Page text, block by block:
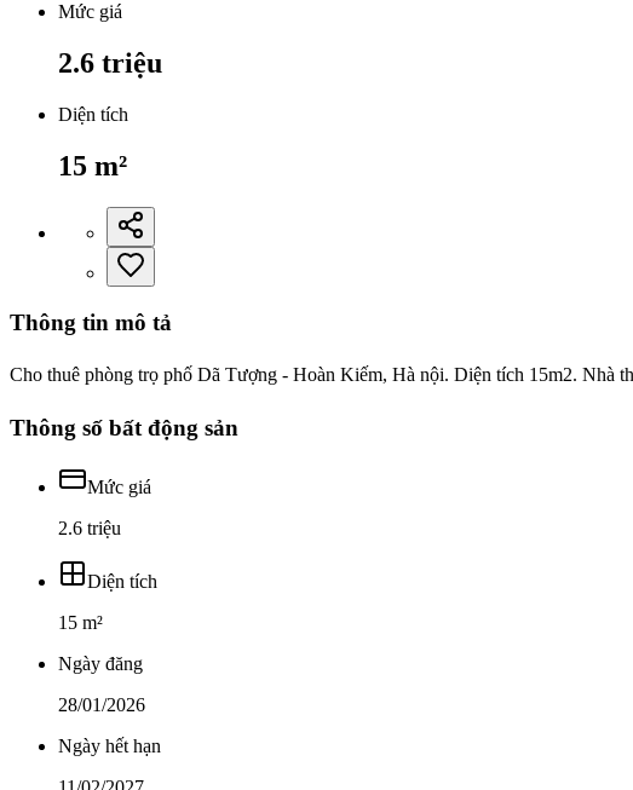
Mức giá
2.6 triệu
Diện tích
15 m²
Thông tin mô tả
Cho thuê phòng trọ phố Dã Tượng - Hoàn Kiếm, Hà nội. Diện tích 15m2. Nhà
Thông số bất động sản
Mức giá
2.6 triệu
Diện tích
15 m²
Ngày đăng
28/01/2026
Ngày hết hạn